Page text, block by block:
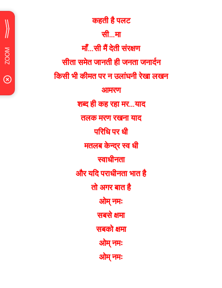
कहती है पलट
सी…मा
माँ…सी मैं देती संरक्षण
सीता समेत जानती ही जनता जनार्दन
किसी भी कीमत पर न उलांघनी रेखा लखन
आमरण
शब्द ही कह रहा मर…याद
तलक मरण रखना याद
परिधि पर धी
मतलब केन्द्र स्व धी
स्वाधीनता
और यदि पराधीनता भात है
तो अगर बात है
ओम् नमः
सबसे क्षमा
सबको क्षमा
ओम् नमः
ओम् नमः